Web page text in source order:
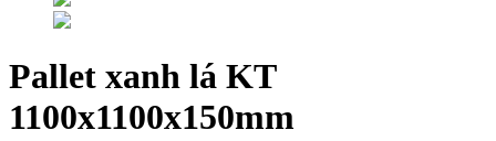
Pallet xanh lá KT
1100x1100x150mm